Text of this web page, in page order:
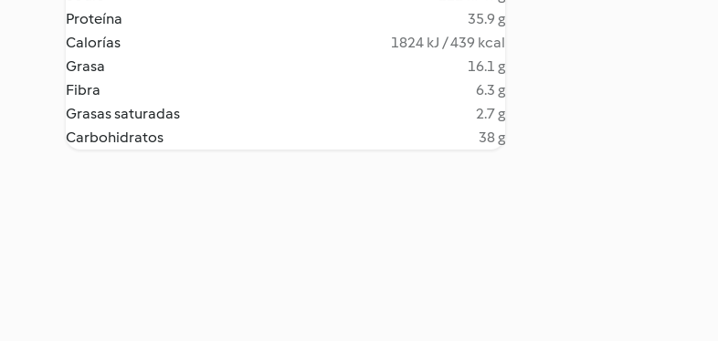
Proteína
35.9 g
Calorías
1824 kJ / 439 kcal
Grasa
16.1 g
Fibra
6.3 g
Grasas saturadas
2.7 g
Carbohidratos
38 g